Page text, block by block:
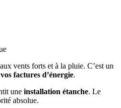
vents forts et à la pluie. C’est un
factures d’énergie.
une installation étanche. Le
absolue.